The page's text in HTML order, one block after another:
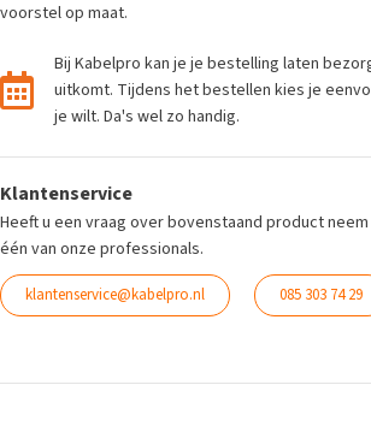
voorstel op maat.
Bij Kabelpro kan je je bestelling laten
uitkomt. Tijdens het bestellen kies je
je wilt. Da's wel zo handig.
Klantenservice
Heeft u een vraag over bovenstaand product
één van onze professionals.
klantenservice@kabelpro.nl 085 303 74 29